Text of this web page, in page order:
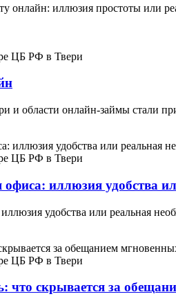
онлайн: иллюзия простоты или
ЦБ РФ в Твери
и области онлайн-займы стали
ЦБ РФ в Твери
иллюзия удобства
удобства или реальная
ЦБ РФ в Твери
что скрывается за